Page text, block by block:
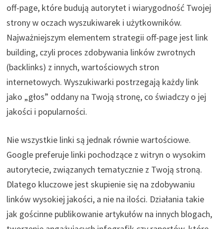
off-page, które budują autorytet i wiarygodność Twojej
strony w oczach wyszukiwarek i użytkowników.
Najważniejszym elementem strategii off-page jest link
building, czyli proces zdobywania linków zwrotnych
(backlinks) z innych, wartościowych stron
internetowych. Wyszukiwarki postrzegają każdy link
jako „głos” oddany na Twoją stronę, co świadczy o jej
jakości i popularności.
Nie wszystkie linki są jednak równie wartościowe.
Google preferuje linki pochodzące z witryn o wysokim
autorytecie, związanych tematycznie z Twoją stroną.
Dlatego kluczowe jest skupienie się na zdobywaniu
linków wysokiej jakości, a nie na ilości. Działania takie
jak gościnne publikowanie artykułów na innych blogach,